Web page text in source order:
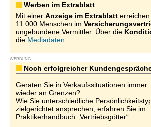
Werben im Extrablatt
Mit einer Anzeige im Extrablatt
11.000 Menschen im
ungebundene Vermittler. Über die
die Mediadaten
WERBUNG
Noch erfolgreicher
Geraten Sie in Verkaufssituationen immer
wieder an Grenzen?
Wie Sie unterschiedliche
zielgerichtet ansprechen, erfahren Sie im
Praktikerhandbuch „Vertriebsgötter“.